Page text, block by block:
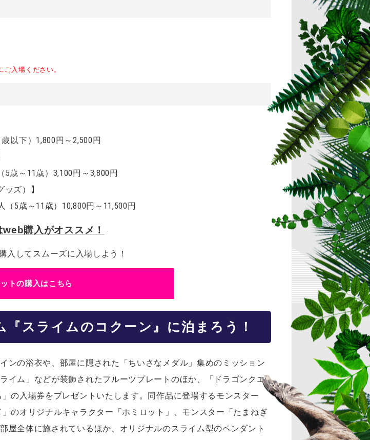
入場ください。
以下）1,800円～2,500円
歳～11歳）3,100円～3,800円
ズ）】
5歳～11歳）10,800円～11,500円
web購入がオススメ！
入してスムーズに入場しよう！
トの購入はこちら
『スライムのコクーン』に泊まろう！
ンの浴衣や、部屋に隠された「ちいさなメダル」集めのミッション
イム」などが装飾されたフルーツプレートのほか、「ドラゴンクエ
の入場券をプレゼントいたします。同作品に登場するモンスター
のオリジナルキャラクター「ホミロット」、モンスター「たまねぎ
屋全体に施されているほか、オリジナルのスライム型のペンダント